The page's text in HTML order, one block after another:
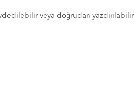
veya doğrudan yazdırılabilir